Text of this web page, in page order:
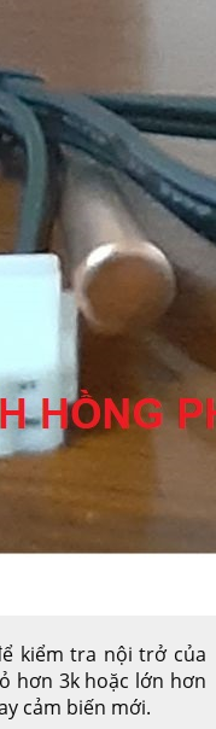
kiểm tra nội trở của
hơn 3k hoặc lớn hơn
cảm biến mới.